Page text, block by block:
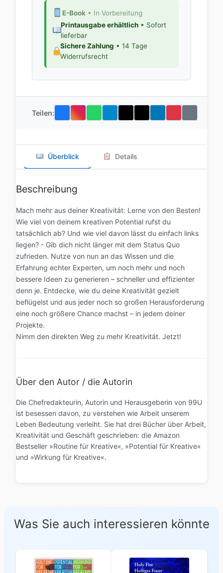
E-Book • In Vorbereitung
Printausgabe erhältlich• Sofort
lieferbar
Sichere Zahlung • 14 Tage
Widerrufsrecht
Teilen:
Überblick Details
Beschreibung
Mach mehr aus deiner Kreativität: Lerne von den Besten!
Wie viel von deinem kreativen Potential rufst du
tatsächlich ab? Und wie viel davon lässt du einfach links
liegen? - Gib dich nicht länger mit dem Status Quo
zufrieden. Nutze von nun an das Wissen und die
Erfahrung echter Experten, um noch mehr und noch
bessere Ideen zu generieren – schneller und effizienter
denn je. Entdecke, wie du deine Kreativität gezielt
beflügelst und aus jeder noch so großen Herausforderung
eine noch größere Chance machst – in jedem deiner
Projekte.
Nimm den direkten Weg zu mehr Kreativität. Jetzt!
Über den Autor / die Autorin
Die Chefredakteurin, Autorin und Herausgeberin von 99U
ist besessen davon, zu verstehen wie Arbeit unserem
Leben Bedeutung verleiht. Sie hat drei Bücher über Arbeit,
Kreativität und Geschäft geschrieben: die Amazon
Bestseller »Routine für Kreative«‚ »Potential für Kreative«
und »Wirkung für Kreative«.
Was Sie auch interessieren könnte